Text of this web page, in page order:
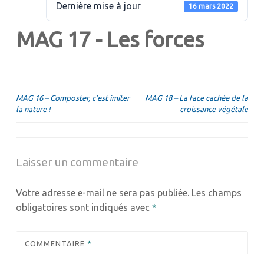
Dernière mise à jour 16 mars 2022
MAG 17 - Les forces
Navigation
MAG 16 – Composter, c’est imiter
la nature !
MAG 18 – La face cachée de la
croissance végétale
Laisser un commentaire
Votre adresse e-mail ne sera pas publiée. Les champs
obligatoires sont indiqués avec *
COMMENTAIRE *